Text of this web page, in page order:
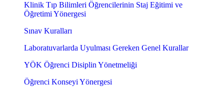
Klinik Tıp Bilimleri Öğrencilerinin Staj Eğitimi ve
Öğretimi Yönergesi
Sınav Kuralları
Laboratuvarlarda Uyulması Gereken Genel Kurallar
YÖK Öğrenci Disiplin Yönetmeliği
Öğrenci Konseyi Yönergesi